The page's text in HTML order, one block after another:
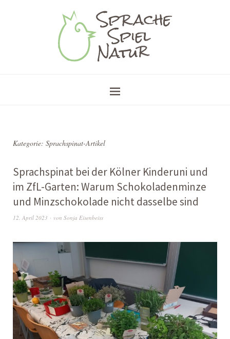
Kategorie: Sprachspinat-Artikel
Sprachspinat bei der Kölner Kinderuni und
im ZfL-Garten: Warum Schokoladenminze
und Minzschokolade nicht dasselbe sind
12. April 2023 von Sonja Eisenbeiss